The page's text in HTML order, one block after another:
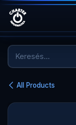
Kihagyás és
All Products